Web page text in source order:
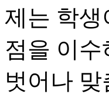
제는 학생
점을 이
벗어나